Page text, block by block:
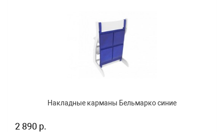
Накладные карманы Бельмарко синие
2 890 р.